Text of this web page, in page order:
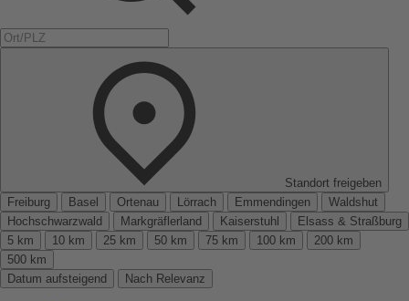
Standort freigeben
Freiburg
Basel Ortenau Lörrach Emmendingen
Waldshut
Hochschwarzwald
Markgräflerland Kaiserstuhl
Elsass & Straßburg
5 km
10 km 25 km 50 km 75 km 100 km
200 km
500 km
Datum aufsteigend
Nach Relevanz